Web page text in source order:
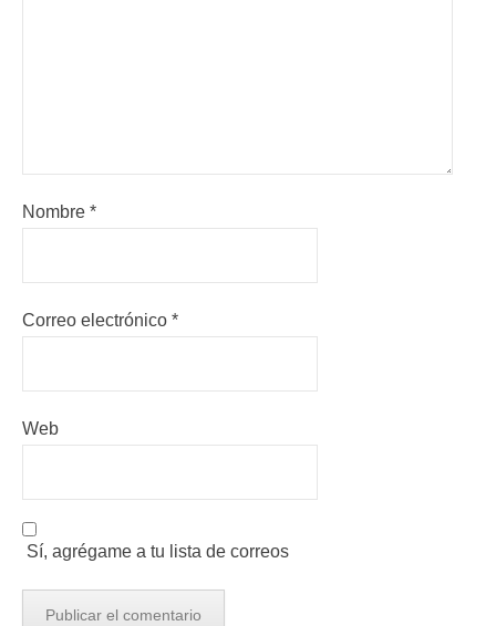
Nombre *
Correo electrónico *
Web
Sí, agrégame a tu lista de correos